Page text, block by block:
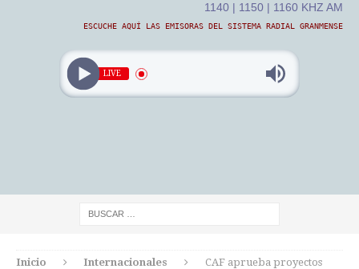
1140 | 1150 | 1160 KHZ AM
ESCUCHE AQUÍ LAS EMISORAS DEL SISTEMA RADIAL GRANMENSE
LIVE
Inicio Internacionales
CAF aprueba proyectos